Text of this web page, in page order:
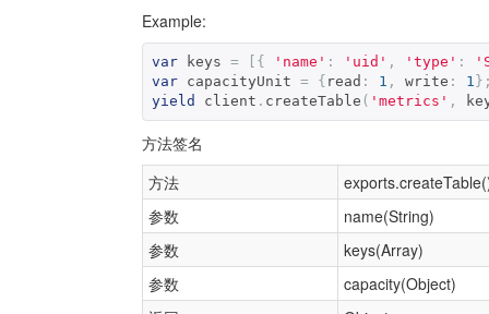
Example:
var keys = [{ 'name' : 'uid' , 'type' :
var capacityUnit = { read : 1 , write : 1
yield
client . createTable ( 'metrics' ,
方法签名
方法
参数
name(String)
参数
keys(Array)
参数
capacity(Object)